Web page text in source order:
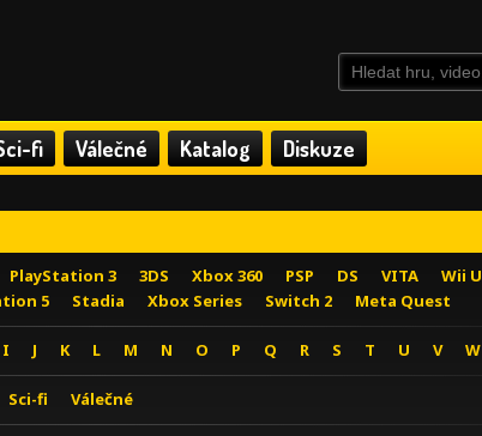
fi Válečné Katalog Diskuze
PlayStation 3 3DS Xbox 360 PSP DS VITA Wii U
5 Stadia Xbox Series Switch 2 Meta Quest
I J K L M N O P Q R S T U V W
Sci-fi Válečné